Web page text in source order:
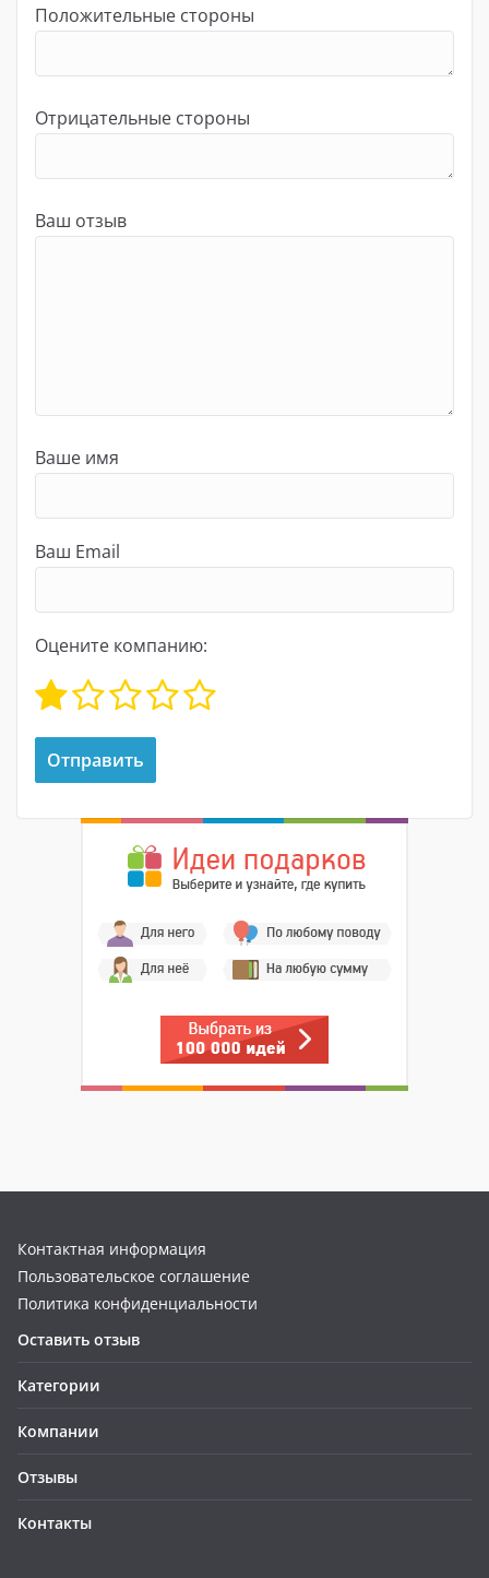
Положительные стороны
Отрицательные стороны
Ваш отзыв
Ваше имя
Ваш Email
Оцените компанию:
Контактная информация
Пользовательское соглашение
Политика конфиденциальности
Оставить отзыв
Категории
Компании
Отзывы
Контакты